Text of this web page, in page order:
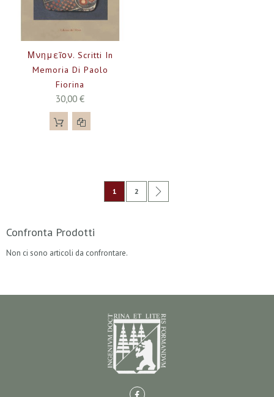
Μνημεῖον. Scritti In
Memoria Di Paolo
Fiorina
30,00 €
Attualmente stai leggendo la pagina
1 Pagina
2
Confronta Prodotti
Non ci sono articoli da confrontare.